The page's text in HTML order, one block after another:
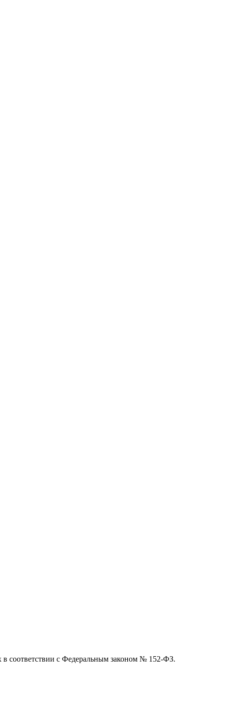
в соответствии с Федеральным законом № 152-ФЗ.